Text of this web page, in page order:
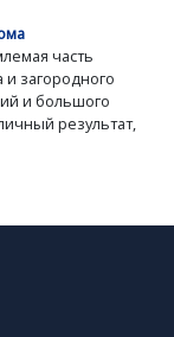
часть
и загородного
и большого
результат,